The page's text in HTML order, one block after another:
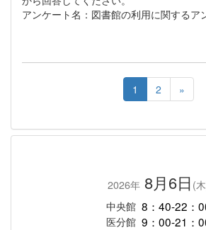
アンケート名：図書館の利用に関するア
1 2 »
2026年 8月6日 (
中央館 8：40-22：
医分館 9：00-21：